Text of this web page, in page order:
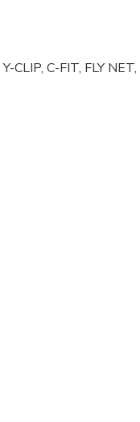
CLIP, C-FIT, FLY